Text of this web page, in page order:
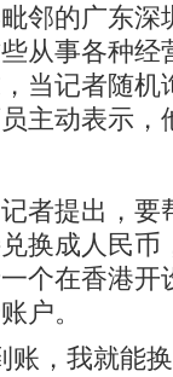
邻的广东深
从事各种经
当记者随机
主动表示，
者提出，要
换成人民币
个在香港开
户。
账，我就能